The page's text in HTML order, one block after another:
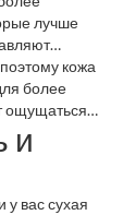
лучше
Эти
кожа
более
ощущаться
и
у вас сухая